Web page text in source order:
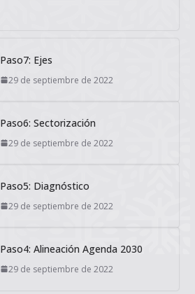
Paso7: Ejes
29 de septiembre de 2022
Paso6: Sectorización
29 de septiembre de 2022
Paso5: Diagnóstico
29 de septiembre de 2022
Paso4: Alineación Agenda 2030
29 de septiembre de 2022